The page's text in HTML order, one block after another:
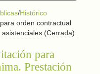
/Histórico
orden contractual
(Cerrada)
para
Prestación